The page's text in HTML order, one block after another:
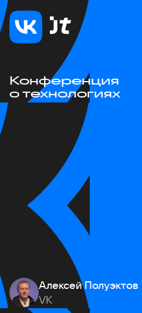
Конференция
о технологиях
Алексей Полуэктов
VK